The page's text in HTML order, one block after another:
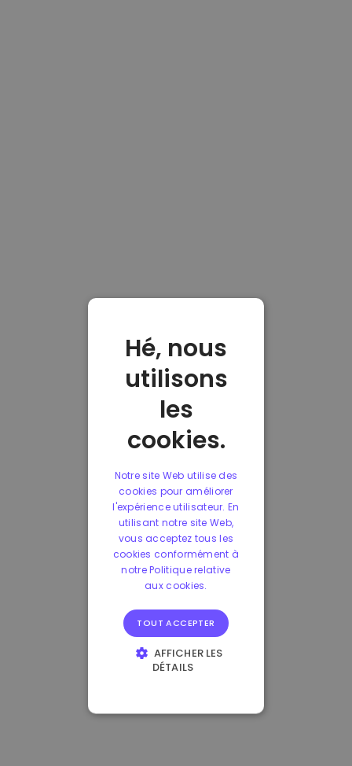
Hé, nous
utilisons
les
cookies.
Notre site Web utilise des
cookies pour améliorer
l'expérience utilisateur. En
utilisant notre site Web,
vous acceptez tous les
cookies conformément à
notre Politique relative
aux cookies.
TOUT ACCEPTER
AFFICHER LES
DÉTAILS